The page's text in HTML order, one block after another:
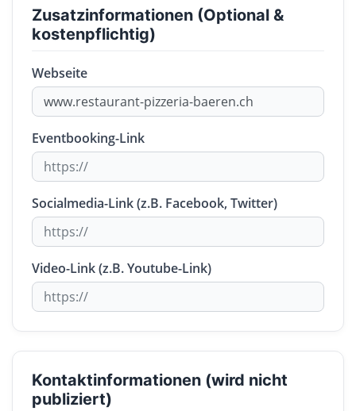
Zusatzinformationen (Optional &
kostenpflichtig)
Webseite
Eventbooking-Link
Socialmedia-Link (z.B. Facebook, Twitter)
Video-Link (z.B. Youtube-Link)
Kontaktinformationen (wird nicht
publiziert)